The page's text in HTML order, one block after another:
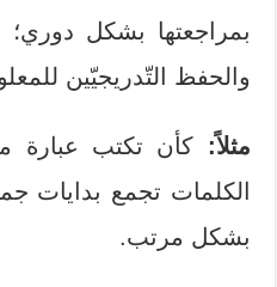
بمراجعتها بشكل
والحفظ التّدريجيّين
مثلاً:
كأن تكتب عبارة
الكلمات تجمع بدايات
بشكل مرتب.